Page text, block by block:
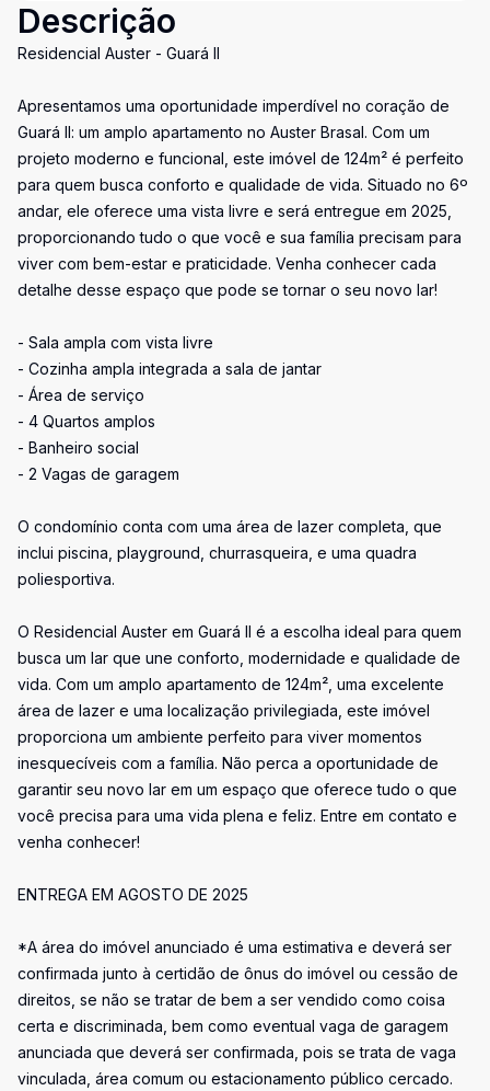
Descrição
Residencial Auster - Guará II
Apresentamos uma oportunidade imperdível no coração de
Guará II: um amplo apartamento no Auster Brasal. Com um
projeto moderno e funcional, este imóvel de 124m² é perfeito
para quem busca conforto e qualidade de vida. Situado no 6º
andar, ele oferece uma vista livre e será entregue em 2025,
proporcionando tudo o que você e sua família precisam para
viver com bem-estar e praticidade. Venha conhecer cada
detalhe desse espaço que pode se tornar o seu novo lar!
- Sala ampla com vista livre
- Cozinha ampla integrada a sala de jantar
- Área de serviço
- 4 Quartos amplos
- Banheiro social
- 2 Vagas de garagem
O condomínio conta com uma área de lazer completa, que
inclui piscina, playground, churrasqueira, e uma quadra
poliesportiva.
O Residencial Auster em Guará II é a escolha ideal para quem
busca um lar que une conforto, modernidade e qualidade de
vida. Com um amplo apartamento de 124m², uma excelente
área de lazer e uma localização privilegiada, este imóvel
proporciona um ambiente perfeito para viver momentos
inesquecíveis com a família. Não perca a oportunidade de
garantir seu novo lar em um espaço que oferece tudo o que
você precisa para uma vida plena e feliz. Entre em contato e
venha conhecer!
ENTREGA EM AGOSTO DE 2025
*A área do imóvel anunciado é uma estimativa e deverá ser
confirmada junto à certidão de ônus do imóvel ou cessão de
direitos, se não se tratar de bem a ser vendido como coisa
certa e discriminada, bem como eventual vaga de garagem
anunciada que deverá ser confirmada, pois se trata de vaga
vinculada, área comum ou estacionamento público cercado.